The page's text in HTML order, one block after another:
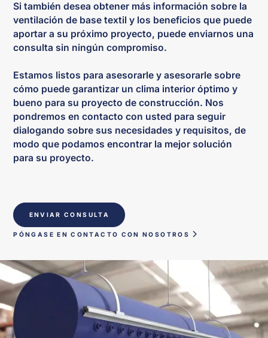
Si también desea obtener más información sobre la
ventilación de base textil y los beneficios que puede
aportar a su próximo proyecto, puede enviarnos una
consulta sin ningún compromiso.
Estamos listos para asesorarle y asesorarle sobre
cómo puede garantizar un clima interior óptimo y
bueno para su proyecto de construcción. Nos
pondremos en contacto con usted para seguir
dialogando sobre sus necesidades y requisitos, de
modo que podamos encontrar la mejor solución
para su proyecto.
ENVIAR CONSULTA
PÓNGASE EN CONTACTO CON NOSOTROS